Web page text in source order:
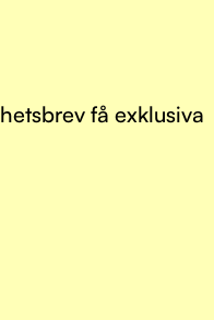
få exklusiva